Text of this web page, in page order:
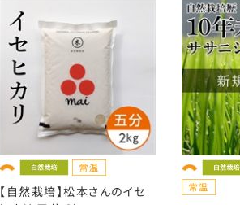
【自然栽培】松本さんのイセ